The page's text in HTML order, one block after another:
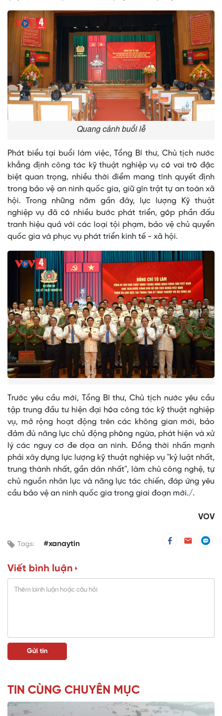
Quang cảnh buổi lễ
Phát biểu tại buổi làm việc, Tổng Bí thư, Chủ tịch nước
khẳng định công tác kỹ thuật nghiệp vụ có vai trò đặc
biệt quan trọng, nhiều thời điểm mang tính quyết định
trong bảo vệ an ninh quốc gia, giữ gìn trật tự an toàn xã
hội. Trong những năm gần đây, lực lượng Kỹ thuật
nghiệp vụ đã có nhiều bước phát triển, góp phần đấu
tranh hiệu quả với các loại tội phạm, bảo vệ chủ quyền
quốc gia và phục vụ phát triển kinh tế - xã hội.
Trước yêu cầu mới, Tổng Bí thư, Chủ tịch nước yêu cầu
tập trung đầu tư hiện đại hóa công tác kỹ thuật nghiệp
vụ, mở rộng hoạt động trên các không gian mới, bảo
đảm đủ năng lực chủ động phòng ngừa, phát hiện và xử
lý các nguy cơ đe dọa an ninh. Đồng thời nhấn mạnh
phải xây dựng lực lượng kỹ thuật nghiệp vụ "kỷ luật nhất,
trung thành nhất, gần dân nhất", làm chủ công nghệ, tự
chủ nguồn nhân lực và năng lực tác chiến, đáp ứng yêu
cầu bảo vệ an ninh quốc gia trong giai đoạn mới./.
VOV
Tags: #xanaytin
Viết bình luận
TIN CÙNG CHUYÊN MỤC